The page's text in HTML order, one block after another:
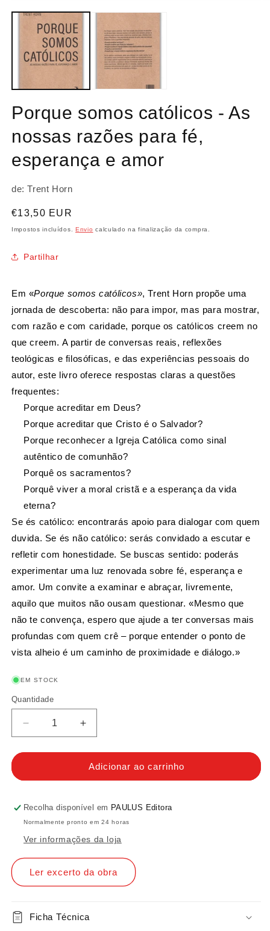
conteúdo
multimédia
Porque somos católicos - As
nossas razões para fé,
esperança e amor
de: Trent Horn
Preço
normal
€13,50 EUR
Impostos incluídos. Envio calculado na finalização da compra.
Partilhar
Em «Porque somos católicos», Trent Horn propõe uma
jornada de descoberta: não para impor, mas para mostrar,
com razão e com caridade, porque os católicos creem no
que creem. A partir de conversas reais, reflexões
teológicas e filosóficas, e das experiências pessoais do
autor, este livro oferece respostas claras a questões
frequentes:
Porque acreditar em Deus?
Porque acreditar que Cristo é o Salvador?
Porque reconhecer a Igreja Católica como sinal
autêntico de comunhão?
Porquê os sacramentos?
Porquê viver a moral cristã e a esperança da vida
eterna?
Se és católico: encontrarás apoio para dialogar com quem
duvida. Se és não católico: serás convidado a escutar e
refletir com honestidade. Se buscas sentido: poderás
experimentar uma luz renovada sobre fé, esperança e
amor. Um convite a examinar e abraçar, livremente,
aquilo que muitos não ousam questionar. «Mesmo que
não te convença, espero que ajude a ter conversas mais
profundas com quem crê – porque entender o ponto de
vista alheio é um caminho de proximidade e diálogo.»
EM STOCK
Quantidade
Quantidade
Diminuir
a
quantidade
Porque
católicos
-
nossas
razões
para
amor
Aumentar
a
quantidade
de
Porque
católicos
nossas
razões
para
amor
Adicionar ao carrinho
Recolha disponível em PAULUS Editora
Normalmente pronto em 24 horas
Ver informações da loja
Ler excerto da obra
Ficha Técnica